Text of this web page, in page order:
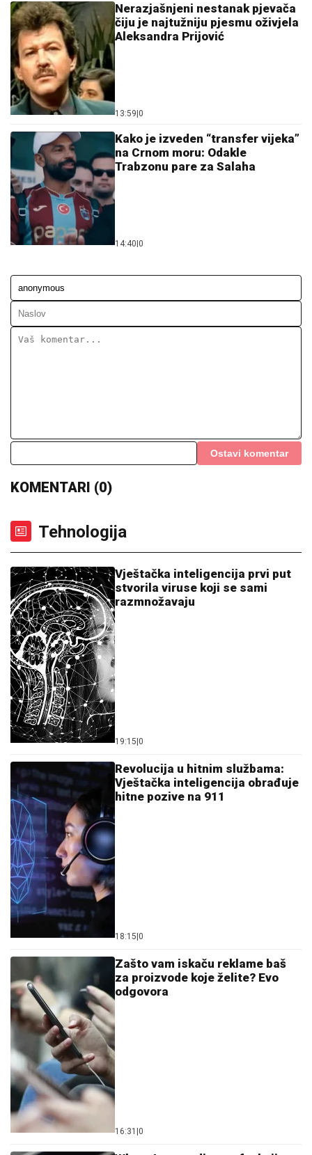
Nerazjašnjeni nestanak pjevača
čiju je najtužniju pjesmu oživjela
Aleksandra Prijović
13:59 0
Kako je izveden “transfer vijeka”
na Crnom moru: Odakle
Trabzonu pare za Salaha
14:40 0
Ostavi komentar
KOMENTARI (0)
Tehnologija
Vještačka inteligencija prvi put
stvorila viruse koji se sami
razmnožavaju
19:15 0
Revolucija u hitnim službama:
Vještačka inteligencija obrađuje
hitne pozive na 911
18:15 0
Zašto vam iskaču reklame baš
za proizvode koje želite? Evo
odgovora
16:31 0